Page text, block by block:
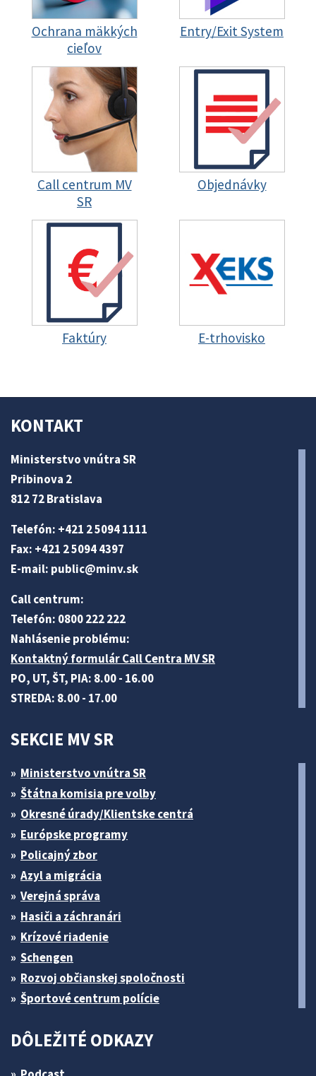
Ochrana mäkkých
cieľov
Entry/Exit System
Call centrum MV
SR
Objednávky
Faktúry E-trhovisko
KONTAKT
Ministerstvo vnútra SR
Pribinova 2
812 72 Bratislava
Telefón: +421 2 5094 1111
Fax: +421 2 5094 4397
E-mail: public@minv.sk
Call centrum:
Telefón: 0800 222 222
Nahlásenie problému:
Kontaktný formulár Call Centra MV SR
PO, UT, ŠT, PIA: 8.00 - 16.00
STREDA: 8.00 - 17.00
SEKCIE MV SR
Ministerstvo vnútra SR
Štátna komisia pre volby
Okresné úrady/Klientske centrá
Európske programy
Policajný zbor
Azyl a migrácia
Verejná správa
Hasiči a záchranári
Krízové riadenie
Schengen
Rozvoj občianskej spoločnosti
Športové centrum polície
DÔLEŽITÉ ODKAZY